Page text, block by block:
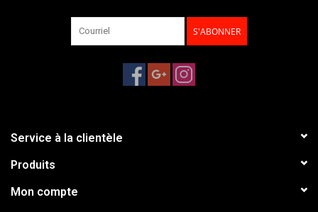
S'ABONNER
Service à la clientèle
Produits
Mon compte